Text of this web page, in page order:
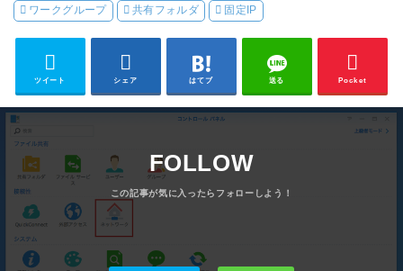
ワークグループ 共有フォルダ 固定IP
ツイート シェア はてブ 送る Pocket
FOLLOW